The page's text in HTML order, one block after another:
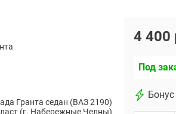
Гранта седан (ВАЗ 2190)
(г. Набережные Челны)
4 400
Под